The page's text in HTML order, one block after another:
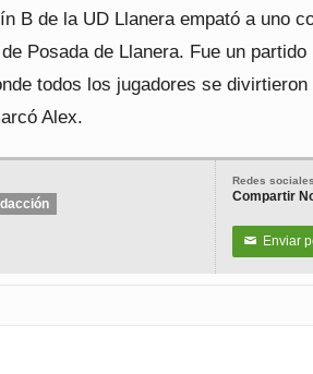
B de la UD Llanera empató a uno
Posada de Llanera. Fue un
todos los jugadores se
Alex.
Redes sociales
Compartir
✉ Enviar